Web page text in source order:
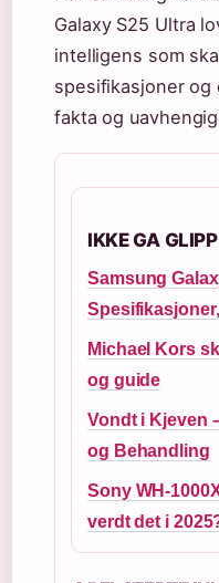
Galaxy S25 Ultra
intelligens som
spesifikasjoner
fakta og
IKKE GA
Samsung
Michael Kors
og guide
Vondt i Kjeven
og Behandling
Sony WH-
verdt det i